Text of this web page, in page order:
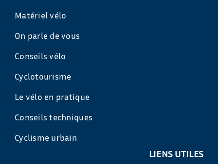
Matériel vélo
On parle de vous
Conseils vélo
Cyclotourisme
Le vélo en pratique
Conseils techniques
Cyclisme urbain
LIENS UTILES